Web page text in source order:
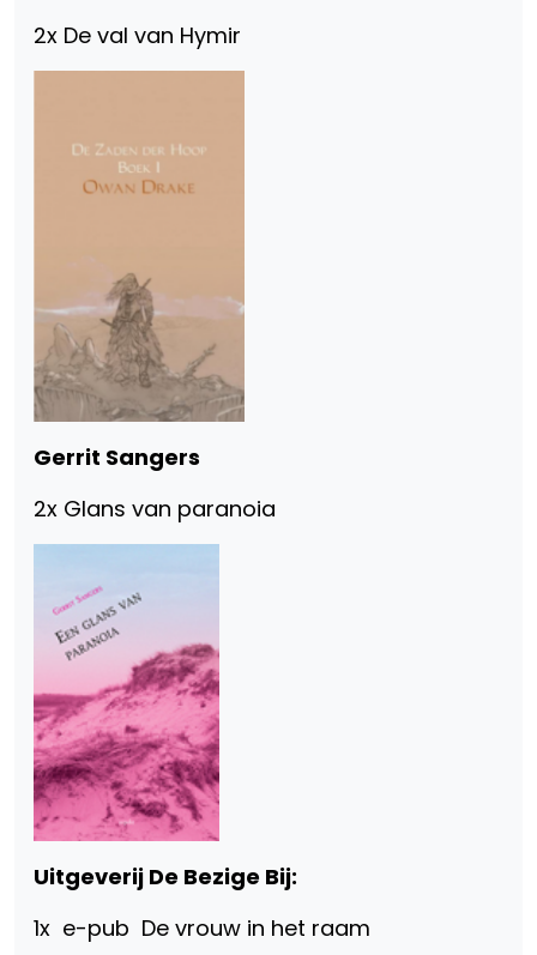
2x De val van Hymir
Gerrit Sangers
2x Glans van paranoia
Uitgeverij De Bezige Bij:
1x e-pub De vrouw in het raam